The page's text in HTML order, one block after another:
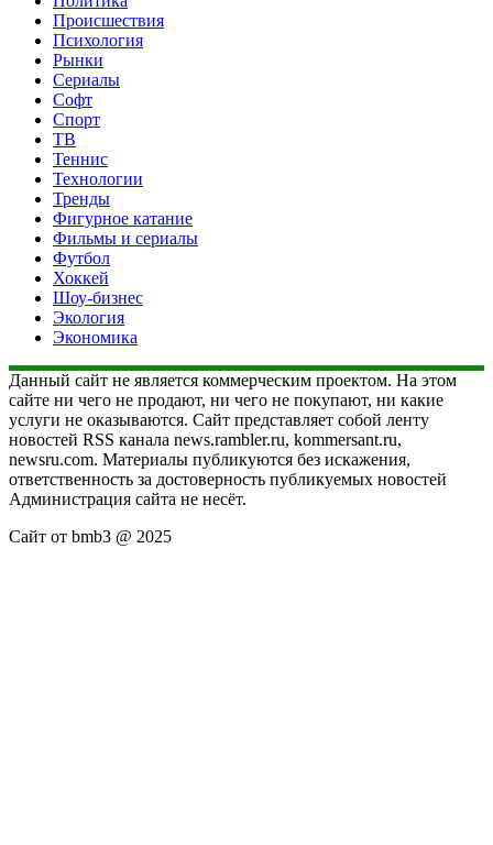
Происшествия
Психология
Рынки
Сериалы
Софт
Спорт
ТВ
Теннис
Технологии
Тренды
Фигурное катание
Фильмы и сериалы
Футбол
Хоккей
Шоу-бизнес
Экология
Экономика
Данный сайт не является коммерческим проектом. На этом
сайте ни чего не продают, ни чего не покупают, ни какие
услуги не оказываются. Сайт представляет собой ленту
новостей RSS канала news.rambler.ru, kommersant.ru,
newsru.com. Материалы публикуются без искажения,
ответственность за достоверность публикуемых новостей
Администрация сайта не несёт.
Сайт от bmb3 @ 2025